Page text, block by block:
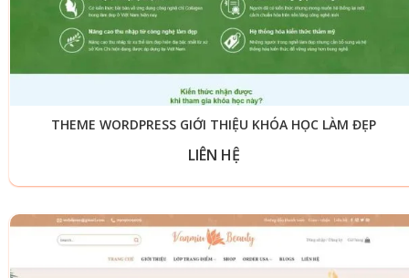
THEME WORDPRESS GIỚI THIỆU KHÓA HỌC LÀM ĐẸP
LIÊN HỆ